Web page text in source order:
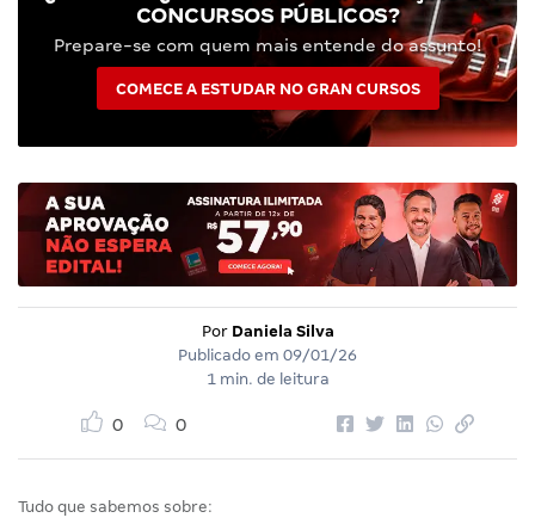
CONCURSOS PÚBLICOS?
Prepare-se com quem mais entende do assunto!
COMECE A ESTUDAR NO GRAN CURSOS
Por Daniela Silva
Publicado em 09/01/26
1 min. de leitura
0 0
Tudo que sabemos sobre: